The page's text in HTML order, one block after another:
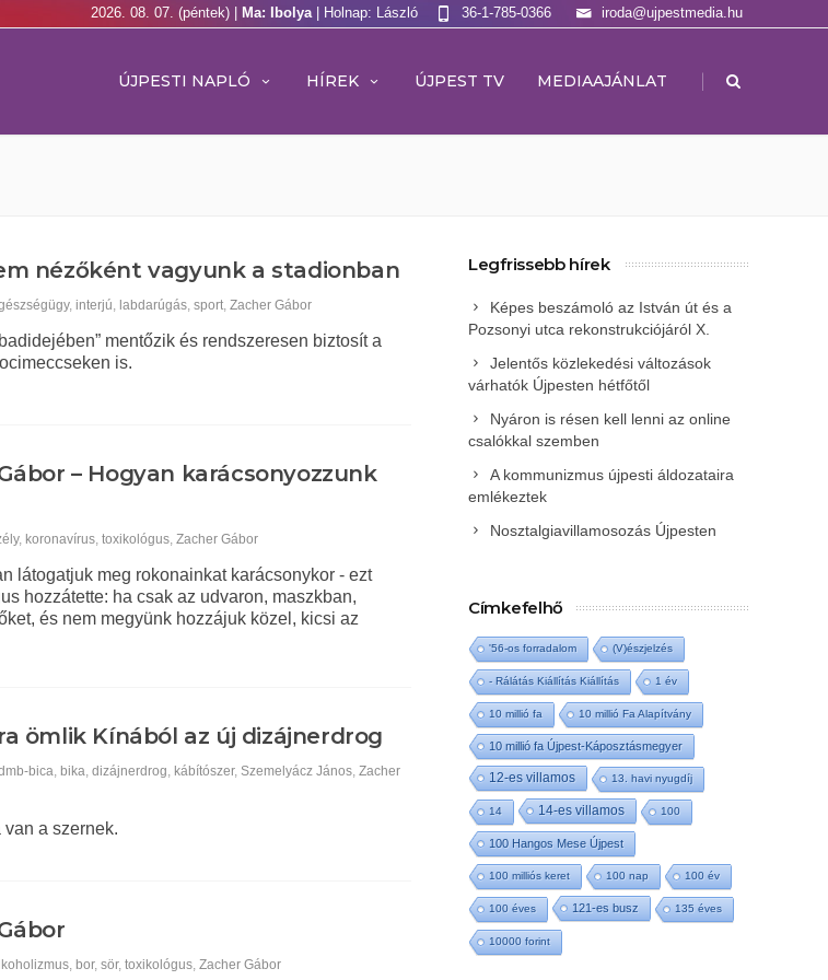
2026. 08. 07. (péntek) | Ma: Ibolya | Holnap: László iroda@ujpestmedia.hu
36-1-785-0366
ÚJPESTI NAPLÓ HÍREK ÚJPEST TV MEDIAAJÁNLAT |
nézőként vagyunk a stadionban
,interjú, labdarúgás,sport,Zacher Gábor
mentőzik és rendszeresen biztosít a
is.
– Hogyan karácsonyozzunk
, koronavírus,toxikológus,Zacher Gábor
látogatjuk meg rokonainkat karácsonykor - ezt
hozzátette: ha csak az udvaron, maszkban,
és nem megyünk hozzájuk közel, kicsi az
ömlik Kínából az új dizájnerdrog
bica, bika,dizájnerdrog, kábítószer, Szemelyácz János,Zacher
a szernek.
bor,sör,toxikológus Zacher Gábor
Legfrissebb hírek
Képes beszámoló az István út és a
Pozsonyi utca rekonstrukciójáról X.
Jelentős közlekedési változások
várhatók Újpesten hétfőtől
Nyáron is résen kell lenni az online
csalókkal szemben
A kommunizmus újpesti áldozataira
emlékeztek
Nosztalgiavillamosozás Újpesten
Címkefelhő
'56-os forradalom (V)észjelzés
- Rálátás Kiállítás Kiállítás 1 év
10 millió fa 10 millió Fa Alapítvány
10 millió fa Újpest-Káposztásmegyer
12-es villamos 13. havi nyugdíj
14 14-es villamos 100
100 Hangos Mese Újpest
100 milliós keret 100 nap 100 év
100 éves 121-es busz 135 éves
10000 forint